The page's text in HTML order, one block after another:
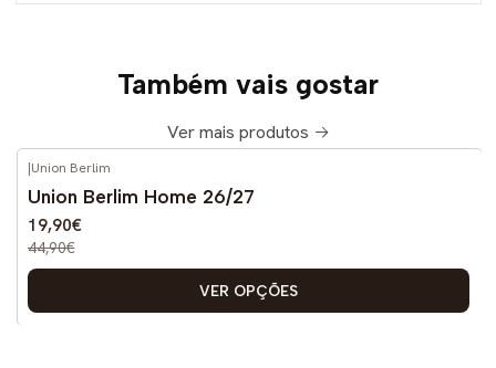
Também vais gostar
Ver mais produtos
-56%
DESCONTO
|Union Berlim
Union Berlim Home 26/27
19,90€
44,90€
VER OPÇÕES